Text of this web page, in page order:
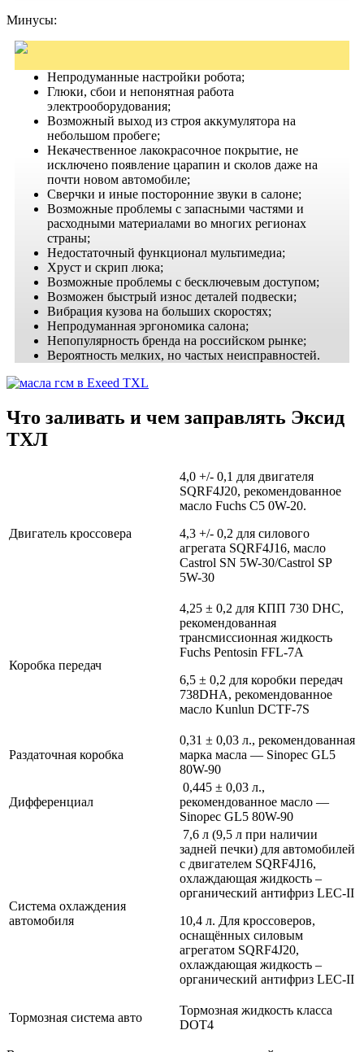
Минусы:
Непродуманные настройки робота;
Глюки, сбои и непонятная работа
электрооборудования;
Возможный выход из строя аккумулятора на
небольшом пробеге;
Некачественное лакокрасочное покрытие, не
исключено появление царапин и сколов даже на
почти новом автомобиле;
Сверчки и иные посторонние звуки в салоне;
Возможные проблемы с запасными частями и
расходными материалами во многих регионах
страны;
Недостаточный функционал мультимедиа;
Хруст и скрип люка;
Возможные проблемы с бесключевым доступом;
Возможен быстрый износ деталей подвески;
Вибрация кузова на больших скоростях;
Непродуманная эргономика салона;
Непопулярность бренда на российском рынке;
Вероятность мелких, но частых неисправностей.
Что заливать и чем заправлять Эксид
ТХЛ
Двигатель кроссовера
4,0 +/- 0,1 для двигателя
SQRF4J20, рекомендованное
масло Fuchs C5 0W-20.
4,3 +/- 0,2 для силового
агрегата SQRF4J16, масло
Castrol SN 5W-30/Castrol SP
5W-30
Коробка передач
4,25 ± 0,2 для КПП 730 DHC,
рекомендованная
трансмиссионная жидкость
Fuchs Pentosin FFL-7A
6,5 ± 0,2 для коробки передач
738DHA, рекомендованное
масло Kunlun DCTF-7S
Раздаточная коробка
0,31 ± 0,03 л., рекомендованная
марка масла — Sinopec GL5
80W-90
Дифференциал
0,445 ± 0,03 л.,
рекомендованное масло —
Sinopec GL5 80W-90
Система охлаждения
автомобиля
7,6 л (9,5 л при наличии
задней печки) для автомобилей
с двигателем SQRF4J16,
охлаждающая жидкость –
органический антифриз LEC-II
10,4 л. Для кроссоверов,
оснащённых силовым
агрегатом SQRF4J20,
охлаждающая жидкость –
органический антифриз LEC-II
Тормозная система авто
Тормозная жидкость класса
DOT4